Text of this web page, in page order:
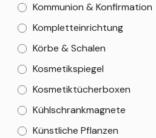
Kommunion & Konfirmation
Kompletteinrichtung
Körbe & Schalen
Kosmetikspiegel
Kosmetiktücherboxen
Kühlschrankmagnete
Künstliche Pflanzen